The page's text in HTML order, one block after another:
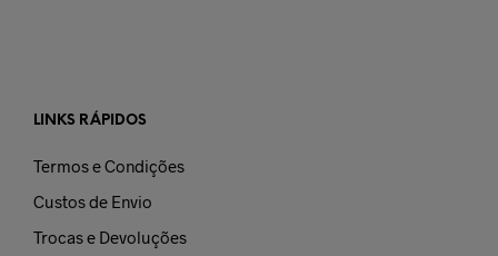
LINKS RÁPIDOS
Termos e Condições
Custos de Envio
Trocas e Devoluções